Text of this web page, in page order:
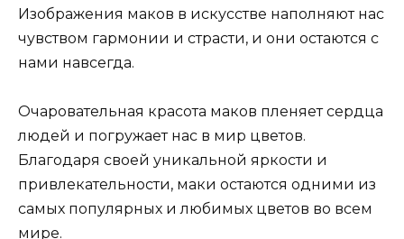
Изображения маков в искусстве наполняют нас
чувством гармонии и страсти, и они остаются с
нами навсегда.
Очаровательная красота маков пленяет сердца
людей и погружает нас в мир цветов.
Благодаря своей уникальной яркости и
привлекательности, маки остаются одними из
самых популярных и любимых цветов во всем
мире.